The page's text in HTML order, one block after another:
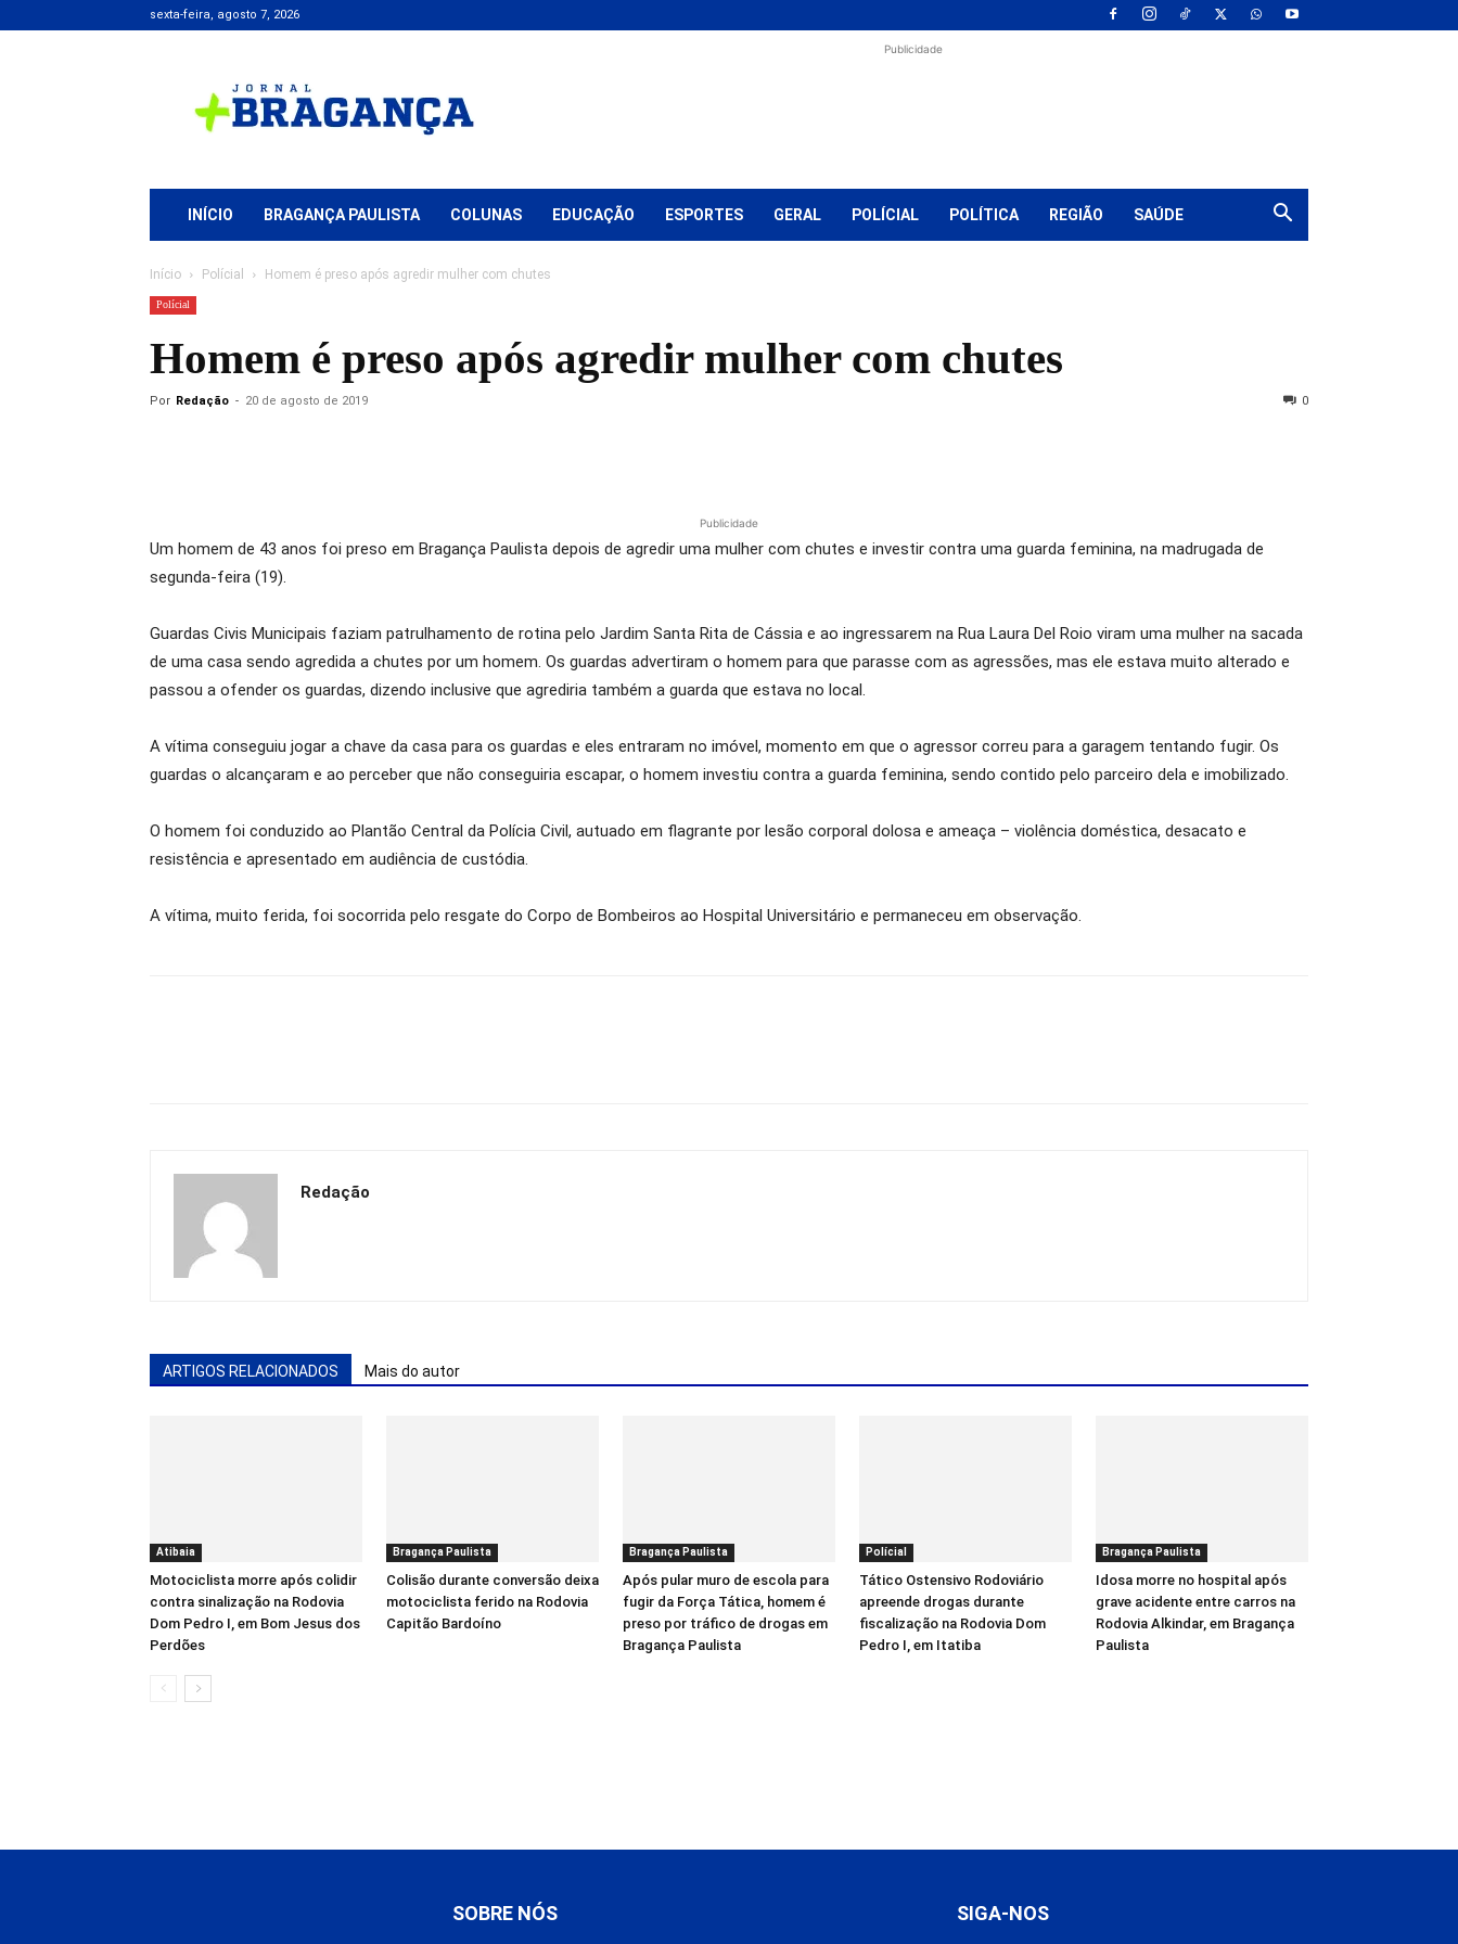
sexta-feira, agosto 7, 2026
+
Bragança
Publicidade
INÍCIO BRAGANÇA PAULISTA COLUNAS EDUCAÇÃO ESPORTES GERAL POLÍCIAL POLÍTICA REGIÃO SAÚDE
Início Polícial Homem é preso após agredir mulher com chutes
Polícial
Homem é preso após agredir mulher com chutes
Por Redação - 20 de agosto de 2019 0
Publicidade
Um homem de 43 anos foi preso em Bragança Paulista depois de agredir uma mulher com chutes e investir contra uma guarda feminina, na madrugada de
segunda-feira (19).
Guardas Civis Municipais faziam patrulhamento de rotina pelo Jardim Santa Rita de Cássia e ao ingressarem na Rua Laura Del Roio viram uma mulher na sacada
de uma casa sendo agredida a chutes por um homem. Os guardas advertiram o homem para que parasse com as agressões, mas ele estava muito alterado e
passou a ofender os guardas, dizendo inclusive que agrediria também a guarda que estava no local.
A vítima conseguiu jogar a chave da casa para os guardas e eles entraram no imóvel, momento em que o agressor correu para a garagem tentando fugir. Os
guardas o alcançaram e ao perceber que não conseguiria escapar, o homem investiu contra a guarda feminina, sendo contido pelo parceiro dela e imobilizado.
O homem foi conduzido ao Plantão Central da Polícia Civil, autuado em flagrante por lesão corporal dolosa e ameaça – violência doméstica, desacato e
resistência e apresentado em audiência de custódia.
A vítima, muito ferida, foi socorrida pelo resgate do Corpo de Bombeiros ao Hospital Universitário e permaneceu em observação.
Redação
ARTIGOS RELACIONADOS Mais do autor
Atibaia
Motociclista morre após colidir
contra sinalização na Rodovia
Dom Pedro I, em Bom Jesus dos
Perdões
Bragança Paulista
Colisão durante conversão deixa
motociclista ferido na Rodovia
Capitão Bardoíno
Bragança Paulista
Após pular muro de escola para
fugir da Força Tática, homem é
preso por tráfico de drogas em
Bragança Paulista
Polícial
Tático Ostensivo Rodoviário
apreende drogas durante
fiscalização na Rodovia Dom
Pedro I, em Itatiba
Bragança Paulista
Idosa morre no hospital após
grave acidente entre carros na
Rodovia Alkindar, em Bragança
Paulista
SOBRE NÓS SIGA-NOS